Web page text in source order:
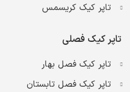
تاپر کیک کریسمس
تاپر کیک فصلی
تاپر کیک فصل بهار
تاپر کیک فصل تابستان